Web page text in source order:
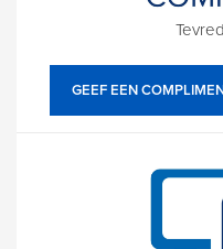
GEEF EEN